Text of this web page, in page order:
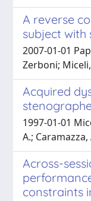
A reverse
subject with
2007-01-01
Zerboni;
Acquired
1997-01-01
A.; Caramazza,
Across-
constraints